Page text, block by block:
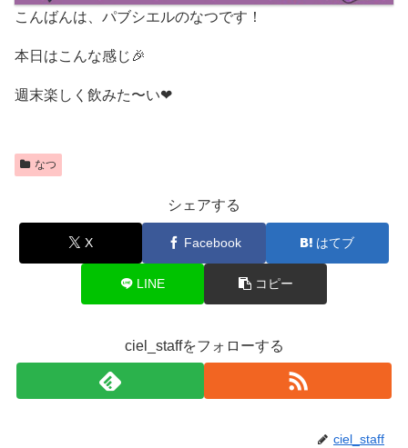
こんばんは、パブシエルのなつです！
本日はこんな感じ🎉
週末楽しく飲みた〜い❤
なつ
シェアする
X Facebook はてブ
LINE コピー
ciel_staffをフォローする
ciel_staff